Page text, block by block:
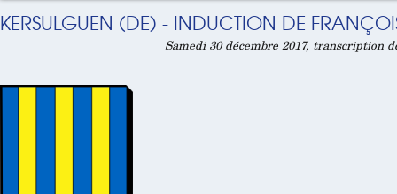
KERSULGUEN (DE) - INDUCTION DE
Samedi 30 décembre 2017, transcription